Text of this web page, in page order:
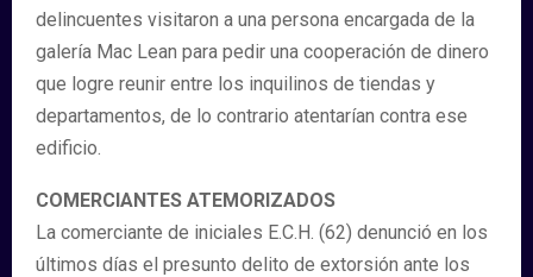
delincuentes visitaron a una persona encargada de la
galería Mac Lean para pedir una cooperación de dinero
que logre reunir entre los inquilinos de tiendas y
departamentos, de lo contrario atentarían contra ese
edificio.
COMERCIANTES ATEMORIZADOS
La comerciante de iniciales E.C.H. (62) denunció en los
últimos días el presunto delito de extorsión ante los